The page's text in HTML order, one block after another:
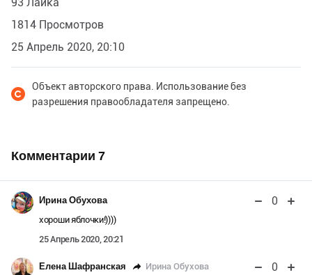
1814 Просмотров
25 Апрель 2020, 20:10
Объект авторского права. Использование без
разрешения правообладателя запрещено.
Комментарии 7
Ирина Обухова 0
хороши яблочки!))))
25 Апрель 2020, 20:21
Елена Шафранская Ирина Обухова 0